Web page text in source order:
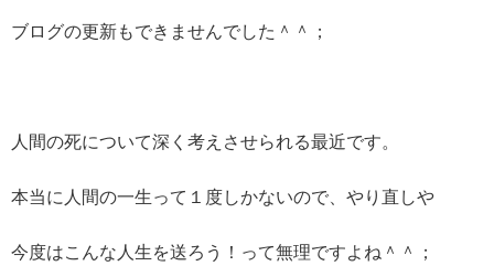
ブログの更新もできませんでした＾＾；
人間の死について深く考えさせられる最近です。
本当に人間の一生って１度しかないので、やり直しや
今度はこんな人生を送ろう！って無理ですよね＾＾；